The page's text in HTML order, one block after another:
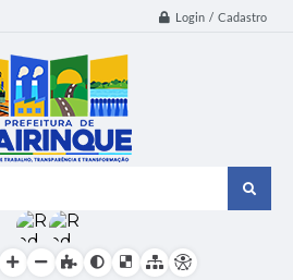
Login / Cadastro